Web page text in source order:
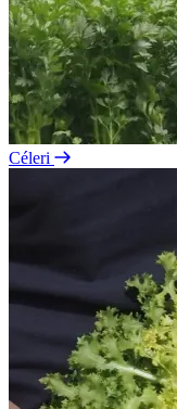
Céleri